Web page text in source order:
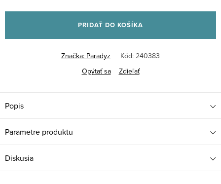
PRIDAŤ DO KOŠÍKA
Značka: Paradyz Kód: 240383
Opýtať sa
Zdieľať
Popis
Parametre produktu
Diskusia